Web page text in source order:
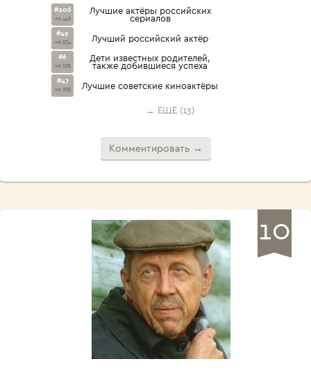
#206
из 446
Лучшие актёры российских
сериалов
#49
из 234 Лучший российский актёр
#6
из 195
Дети известных родителей,
также добившиеся успеха
#47
из 295 Лучшие советские киноактёры
→ ЕЩЁ (13)
Комментировать →
10